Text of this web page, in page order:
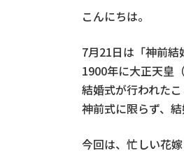
こんにちは。
7月21日は「神前結
1900年に大正天皇
結婚式が行われたこ
神前式に限らず、
今回は、忙しい花